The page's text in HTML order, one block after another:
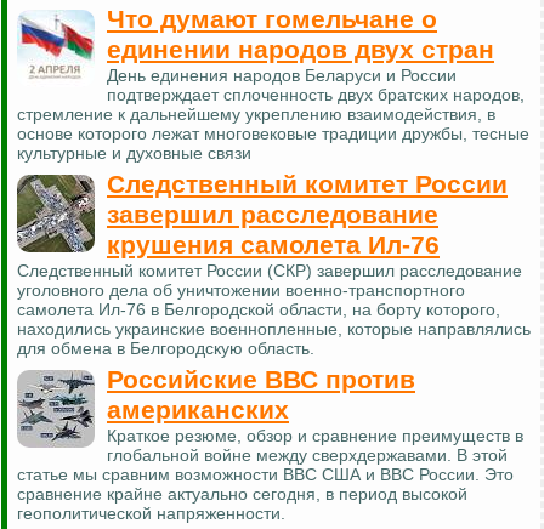
Что думают гомельчане о
единении народов двух стран
День единения народов Беларуси и России
подтверждает сплоченность двух братских народов,
стремление к дальнейшему укреплению взаимодействия, в
основе которого лежат многовековые традиции дружбы, тесные
культурные и духовные связи
Следственный комитет России
завершил расследование
крушения самолета Ил-76
Следственный комитет России (СКР) завершил расследование
уголовного дела об уничтожении военно-транспортного
самолета Ил-76 в Белгородской области, на борту которого,
находились украинские военнопленные, которые направлялись
для обмена в Белгородскую область.
Российские ВВС против
американских
Краткое резюме, обзор и сравнение преимуществ в
глобальной войне между сверхдержавами. В этой
статье мы сравним возможности ВВС США и ВВС России. Это
сравнение крайне актуально сегодня, в период высокой
геополитической напряженности.